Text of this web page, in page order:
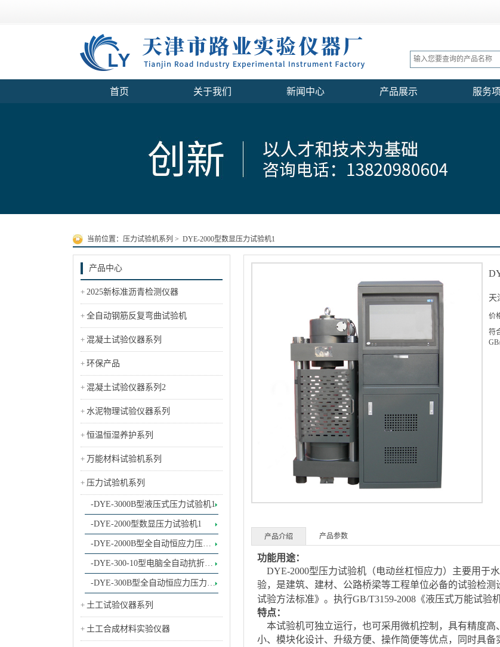
首页 关于我们 新闻中心 产品展示 服务
当前位置： 压力试验机系列 > DYE-2000型数显压力试验机1
产品中心
2025新标准沥青检测仪器
全自动钢筋反复弯曲试验机
混凝土试验仪器系列
环保产品
混凝土试验仪器系列2
水泥物理试验仪器系列
恒温恒湿养护系列
万能材料试验机系列
压力试验机系列
-DYE-3000B型液压式压力试验机1
-DYE-2000型数显压力试验机1
-DYE-2000B型全自动恒应力压力
试验机1
-DYE-300-10型电脑全自动抗折抗
压试验机
-DYE-300B型全自动恒应力压力试
验机
土工试验仪器系列
土工合成材料实验仪器
天
价
符
产品介绍 产品参数
功能用途：
DYE-2000型压力试验机（电动丝杠恒应力）主要用于
验，是建筑、建材、公路桥梁等工程单位必备的试验检测
试验方法标准》。执行GB/T3159-2008《液压式万能试验
特点：
本试验机可独立运行，也可采用微机控制，具有精度
小、模块化设计、升级方便、操作简便等优点，同时具